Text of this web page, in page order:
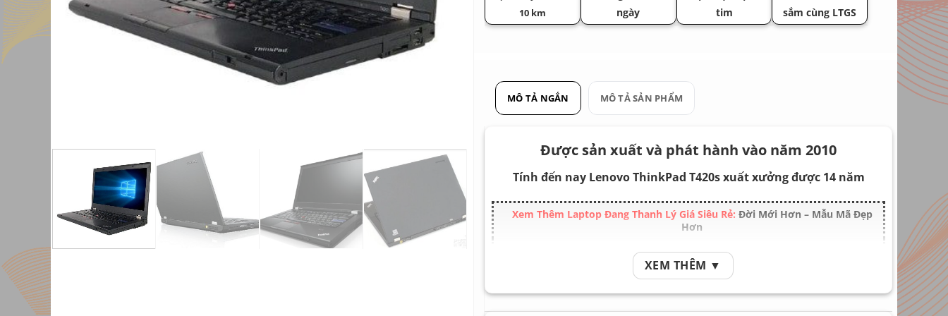
10 km
ngày
tim
sắm cùng LTGS
MÔ TẢ NGẮN MÔ TẢ SẢN PHẨM
Được sản xuất và phát hành vào năm 2010
Tính đến nay Lenovo ThinkPad T420s xuất xưởng được 14 năm
Xem Thêm Laptop Đang Thanh Lý Giá Siêu Rẻ: Đời Mới Hơn – Mẫu Mã Đẹp
Hơn
Cấu hình mạnh hơn, tốc độ nhanh hơn máy này tại đây
XEM THÊM ▼